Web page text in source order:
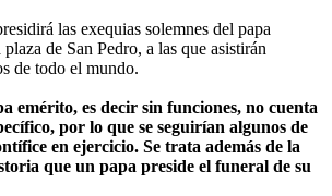
las exequias solemnes del papa
de San Pedro, a las que asistirán
de todo el mundo.
emérito, es decir sin funciones, no cuenta
por lo que se seguirían algunos de
en ejercicio. Se trata además de la
que un papa preside el funeral de su